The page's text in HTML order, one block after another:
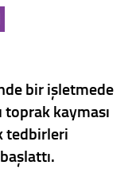
bir işletmede
kayması
tedbirleri